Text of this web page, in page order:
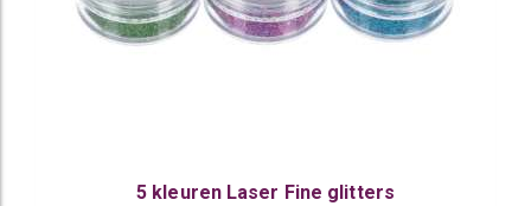
5 kleuren Laser Fine glitters